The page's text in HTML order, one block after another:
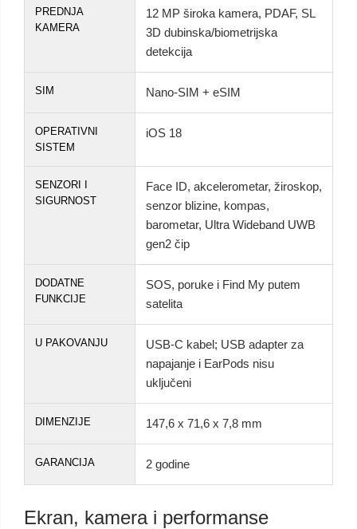
PREDNJA
KAMERA
12 MP široka kamera, PDAF, SL
3D dubinska/biometrijska
detekcija
SIM Nano-SIM + eSIM
OPERATIVNI
SISTEM
iOS 18
SENZORI I
SIGURNOST
Face ID, akcelerometar, žiroskop,
senzor blizine, kompas,
barometar, Ultra Wideband UWB
gen2 čip
DODATNE
FUNKCIJE
SOS, poruke i Find My putem
satelita
U PAKOVANJU
USB-C kabel; USB adapter za
napajanje i EarPods nisu
uključeni
DIMENZIJE 147,6 x 71,6 x 7,8 mm
GARANCIJA 2 godine
Ekran, kamera i performanse